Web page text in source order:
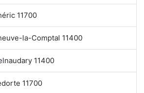
11700
la-Comptal 11400
11400
11700